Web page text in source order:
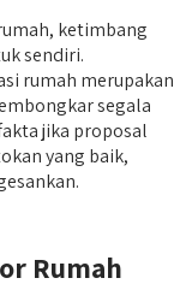
ketimbang
sendiri.
rumah merupakan
segala
jika proposal
yang baik,
Rumah